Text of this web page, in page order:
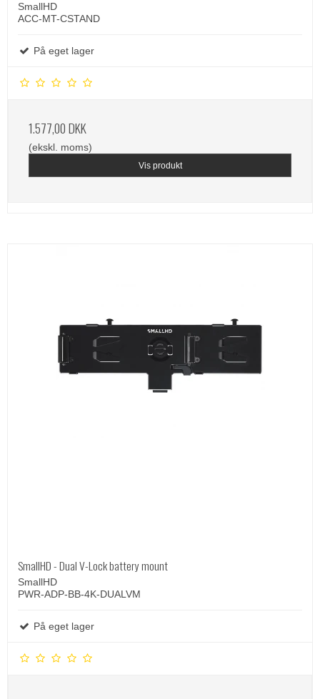
SmallHD
ACC-MT-CSTAND
På eget lager
1.577,00 DKK
(ekskl. moms)
Vis produkt
SmallHD - Dual V-Lock battery mount
SmallHD
PWR-ADP-BB-4K-DUALVM
På eget lager